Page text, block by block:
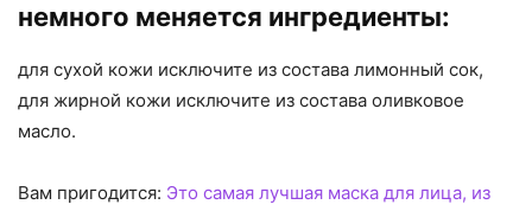
немного меняется ингредиенты:
для сухой кожи исключите из состава лимонный сок,
для жирной кожи исключите из состава оливковое
масло.
Вам пригодится: Это самая лучшая маска для лица, из